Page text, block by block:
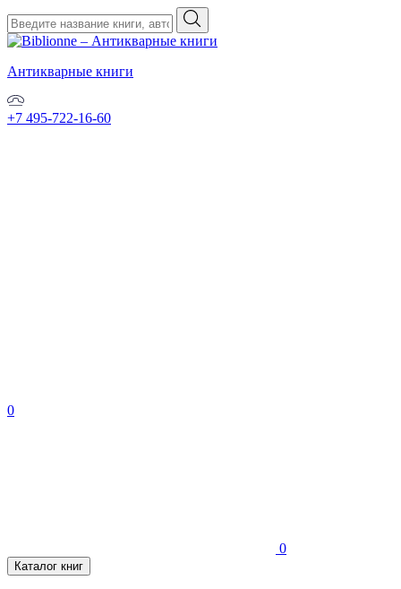
Антикварные книги
+7 495-722-16-60
0
0
Каталог книг